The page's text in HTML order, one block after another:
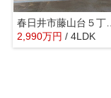
春日井市藤山台５丁
2,990万円 / 4LDK